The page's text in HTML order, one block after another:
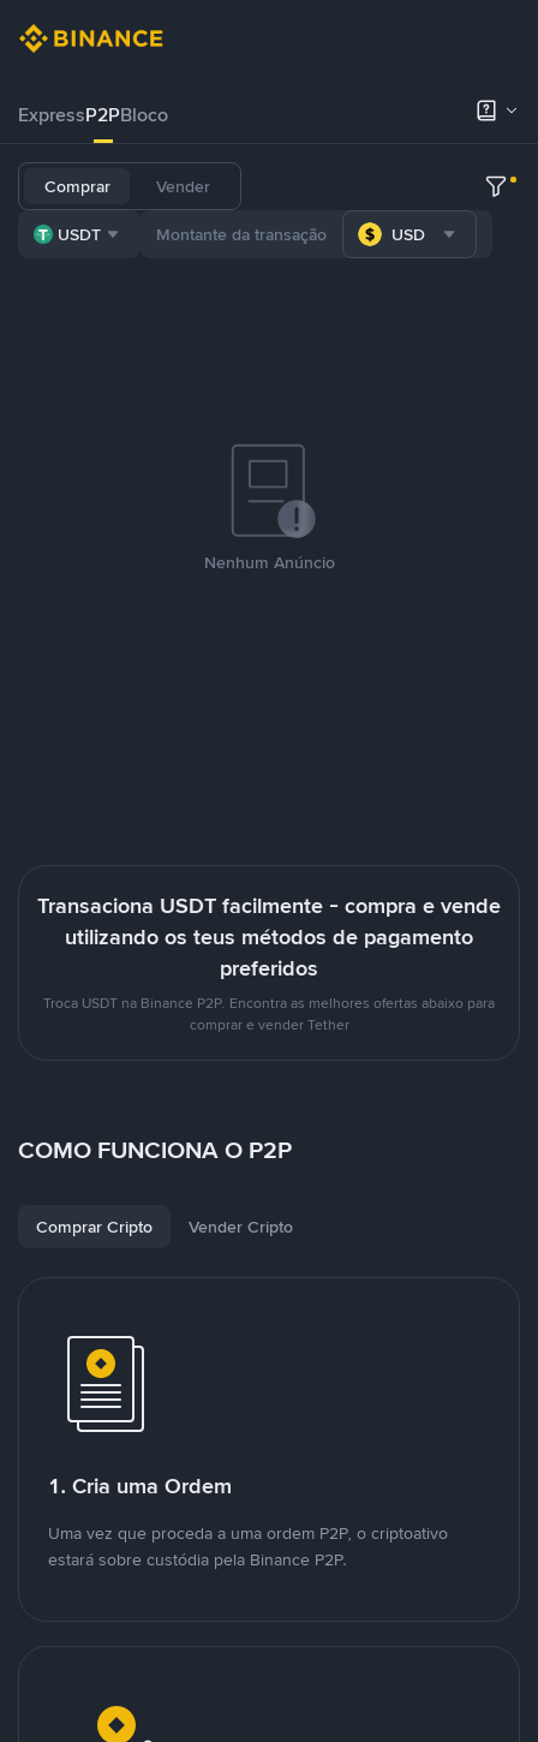
ExpressP2PBloco
Comprar Vender
USDT USD
Nenhum Anúncio
Transaciona USDT facilmente - compra e vende
utilizando os teus métodos de pagamento
preferidos
Troca USDT na Binance P2P. Encontra as melhores ofertas abaixo para
comprar e vender Tether
COMO FUNCIONA O P2P
Comprar Cripto Vender Cripto
1. Cria uma Ordem
Uma vez que proceda a uma ordem P2P, o criptoativo
estará sobre custódia pela Binance P2P.